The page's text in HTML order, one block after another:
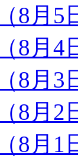
8月5
8月4
8月3
8月2
8月1